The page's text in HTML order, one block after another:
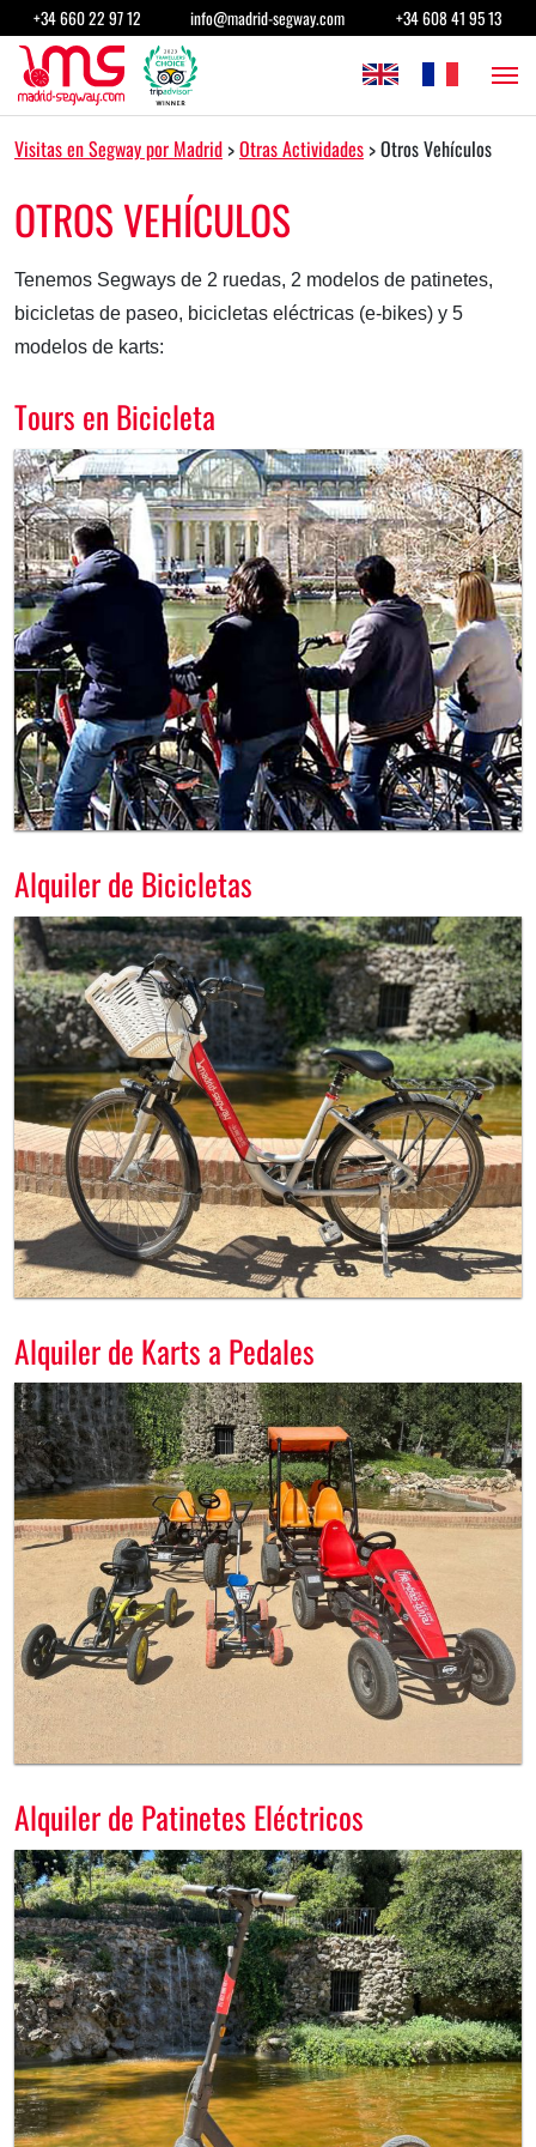
Saltar al contenido
+34 660 22 97 12 info@madrid-segway.com +34 608 41 95 13
Navegación principal
Visitas en Segway por Madrid >Otras Actividades >Otros Vehículos
OTROS VEHÍCULOS
Tenemos Segways de 2 ruedas, 2 modelos de patinetes,
bicicletas de paseo, bicicletas eléctricas (e-bikes) y 5
modelos de karts:
Tours en Bicicleta
Alquiler de Bicicletas
Alquiler de Karts a Pedales
Alquiler de Patinetes Eléctricos